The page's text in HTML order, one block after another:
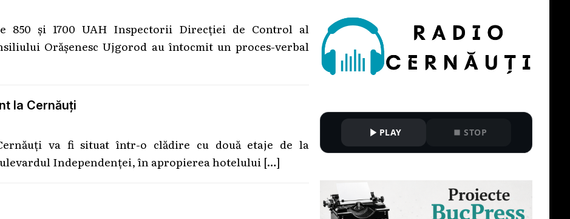
850 și 1700 UAH Inspectorii Direcției de Control al
Orășenesc Ujgorod au întocmit un proces-verbal
la Cernăuți
va fi situat într-o clădire cu două etaje de la
Independenței, în apropierea hotelului […]
PLAY STOP